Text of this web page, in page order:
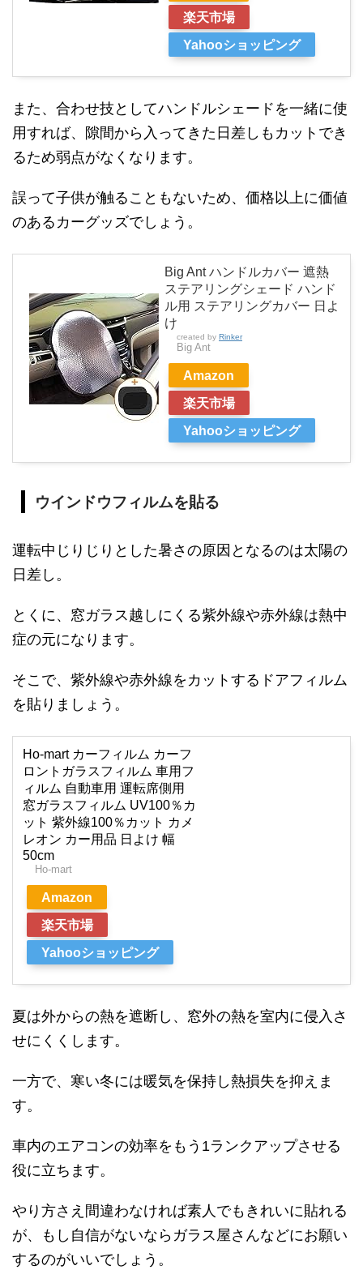
楽天市場
Yahooショッピング
また、合わせ技としてハンドルシェードを一緒に使
用すれば、隙間から入ってきた日差しもカットでき
るため弱点がなくなります。
誤って子供が触ることもないため、価格以上に価値
のあるカーグッズでしょう。
Big Ant ハンドルカバー 遮熱
ステアリングシェード ハンド
ル用 ステアリングカバー 日よ
け
created by Rinker
Big Ant
Amazon
楽天市場
Yahooショッピング
ウインドウフィルムを貼る
運転中じりじりとした暑さの原因となるのは太陽の
日差し。
とくに、窓ガラス越しにくる紫外線や赤外線は熱中
症の元になります。
そこで、紫外線や赤外線をカットするドアフィルム
を貼りましょう。
Ho-mart カーフィルム カーフ
ロントガラスフィルム 車用フ
ィルム 自動車用 運転席側用
窓ガラスフィルム UV100％カ
ット 紫外線100％カット カメ
レオン カー用品 日よけ 幅
50cm
Ho-mart
Amazon
楽天市場
Yahooショッピング
夏は外からの熱を遮断し、窓外の熱を室内に侵入さ
せにくくします。
一方で、寒い冬には暖気を保持し熱損失を抑えま
す。
車内のエアコンの効率をもう1ランクアップさせる
役に立ちます。
やり方さえ間違わなければ素人でもきれいに貼れる
が、もし自信がないならガラス屋さんなどにお願い
するのがいいでしょう。